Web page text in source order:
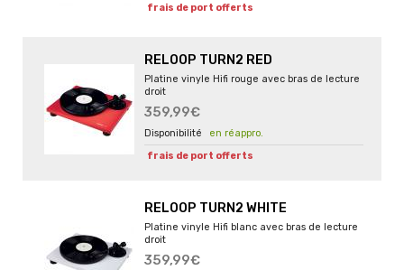
frais de port offerts
RELOOP TURN2 RED
Platine vinyle Hifi rouge avec bras de lecture
droit
359,99€
en réappro.
frais de port offerts
RELOOP TURN2 WHITE
Platine vinyle Hifi blanc avec bras de lecture
droit
359,99€